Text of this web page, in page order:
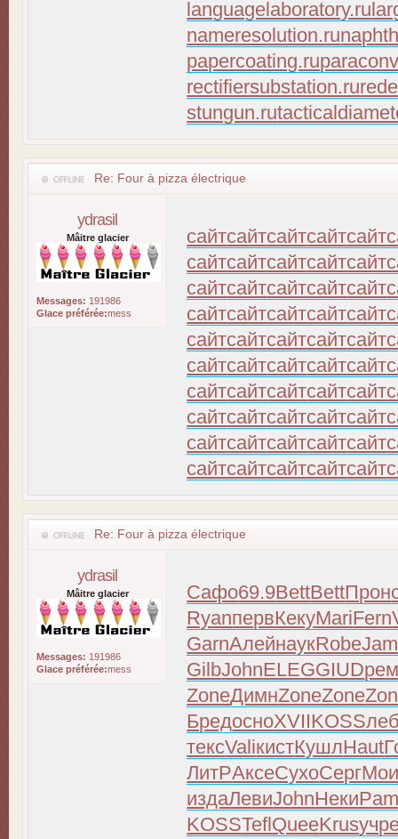
languagelaboratory.ru
nameresolution.ru
papercoating.ru
rectifiersubstation.ru
stungun.ru
Re: Four à pizza électrique
ydrasil
Mâitre glacier
Messages: 191986
Glace préférée:mess
сайтсайтсайтсайтсайт
сайтсайтсайтсайтсайт
сайтсайтсайтсайтсайт
сайтсайтсайтсайтсайт
сайтсайтсайтсайтсайт
сайтсайтсайтсайтсайт
сайтсайтсайтсайтсайт
сайтсайтсайтсайтсайт
сайтсайтсайтсайтсайт
сайтсайтсайтсайтсайт
Re: Four à pizza électrique
ydrasil
Mâitre glacier
Messages: 191986
Glace préférée:mess
Сафо69.9BettBettПрон
RyanпервКекуMariFern
GarnАлейнаукRobe
GilbJohnELEGGIUD
ZoneДимнZoneZone
БредосноXVIIKOSS
тексValiкистКушлHaut
ЛитРАксеСухоСерг
издаЛевиJohnНеки
KOSSTeflQueeKrus